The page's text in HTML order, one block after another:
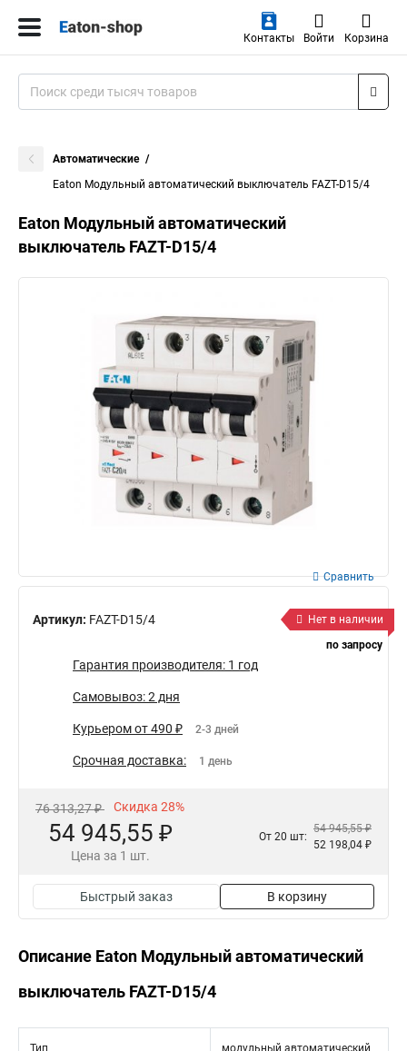
Контакты Войти Корзина
Автоматические
Eaton Модульный автоматический выключатель FAZT-D15/4
Eaton Модульный автоматический
выключатель FAZT-D15/4
Артикул: FAZT-D15/4
Сравнить
Нет в наличии
по запросу
Гарантия производителя: 1 год
Самовывоз: 2 дня
Курьером от 490 ₽ 2-3 дней
Срочная доставка: 1 день
76 313,27 ₽ Скидка 28%
54 945,55 ₽
Цена за 1 шт.
От 20 шт:
54 945,55 ₽
52 198,04 ₽
Быстрый заказ В корзину
Описание Eaton Модульный автоматический
выключатель FAZT-D15/4
Тип
модульный автоматический